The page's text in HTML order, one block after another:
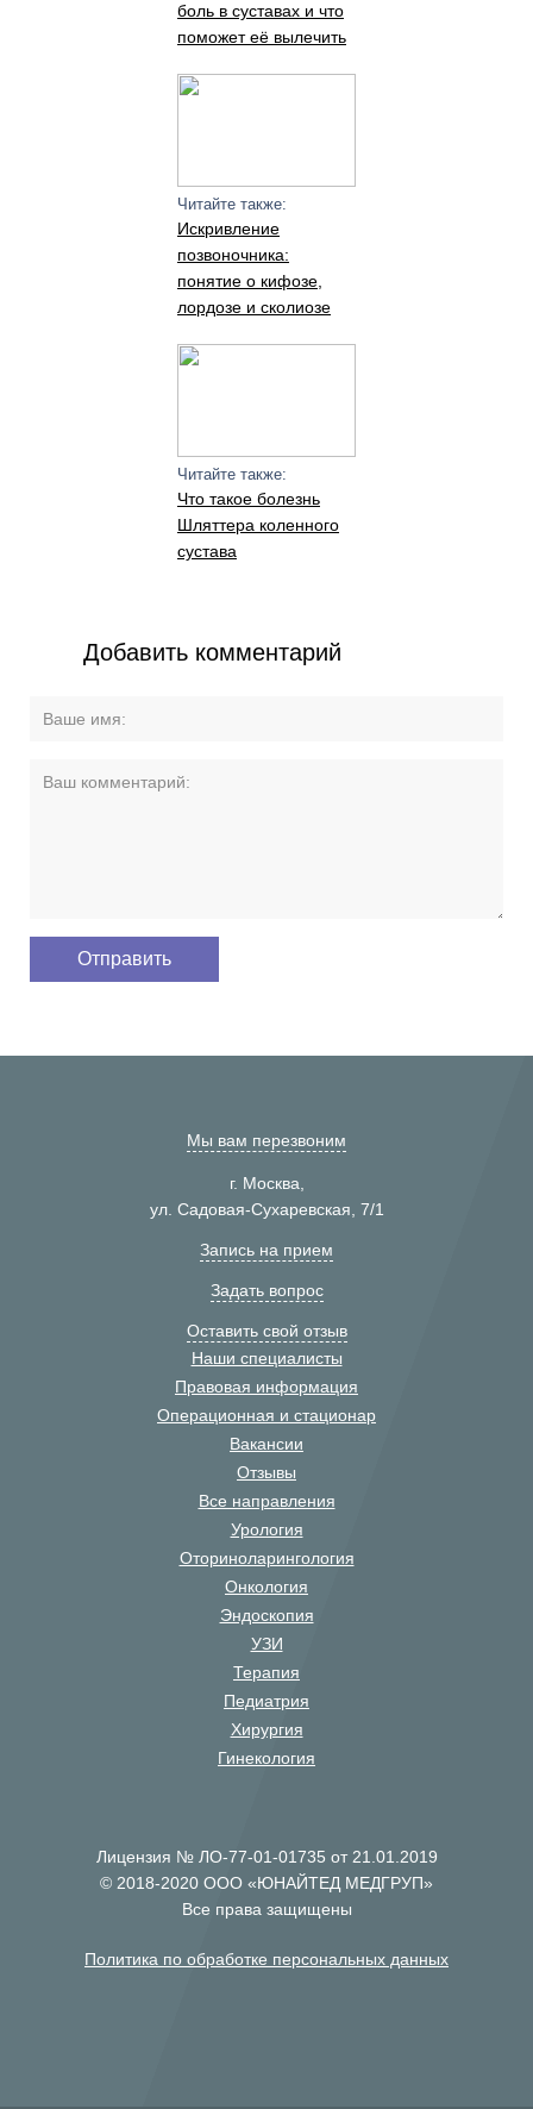
боль в суставах и что
поможет её вылечить
Читайте также:
Искривление
позвоночника:
понятие о кифозе,
лордозе и сколиозе
Читайте также:
Что такое болезнь
Шляттера коленного
сустава
Добавить комментарий
Мы вам перезвоним
г. Москва,
ул. Садовая-Сухаревская, 7/1
Запись на прием
Задать вопрос
Оставить свой отзыв
Наши специалисты
Правовая информация
Операционная и стационар
Вакансии
Отзывы
Все направления
Урология
Оториноларингология
Онкология
Эндоскопия
УЗИ
Терапия
Педиатрия
Хирургия
Гинекология
Лицензия № ЛО-77-01-01735 от 21.01.2019
© 2018-2020 ООО «ЮНАЙТЕД МЕДГРУП»
Все права защищены
Политика по обработке персональных данных